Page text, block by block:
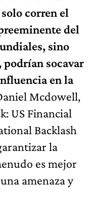
corren el
del
sino
socavar
en la
Mcdowell,
US Financial
Backlash
la
es mejor
amenaza y